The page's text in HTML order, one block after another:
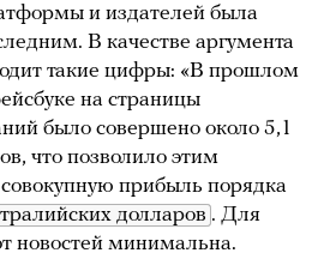
и издателей была
В качестве аргумента
такие цифры: «В прошлом
на страницы
было совершено около 5,1
что позволило этим
прибыль порядка
долларов . Для
новостей минимальна.